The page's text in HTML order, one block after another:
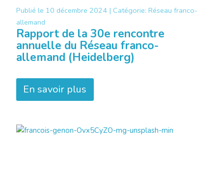
Publié le 10 décembre 2024 | Catégorie: Réseau franco-
allemand
Rapport de la 30e rencontre
annuelle du Réseau franco-
allemand (Heidelberg)
En savoir plus